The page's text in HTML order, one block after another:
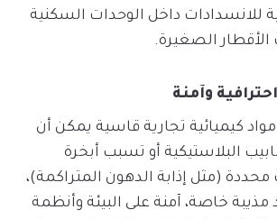
للانسدادات داخل الوحدات السكنية
الأقطار الصغيرة.
وآمنة
كيميائية تجارية قاسية يمكن أن
البلاستيكية أو تسبب أبخرة
(مثل إذابة الدهون المتراكمة)،
خاصة، آمنة على البيئة وأنظمة